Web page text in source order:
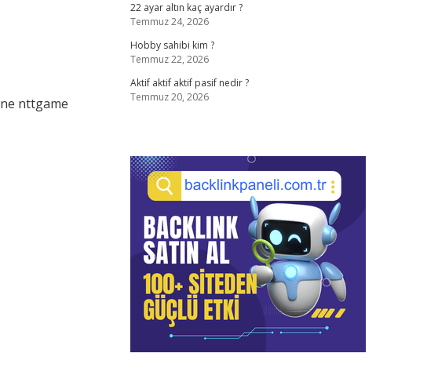
nttgame
22 ayar altın kaç ayardır ?
Temmuz 24, 2026
Hobby sahibi kim ?
Temmuz 22, 2026
Aktif aktif aktif pasif nedir ?
Temmuz 20, 2026